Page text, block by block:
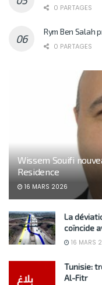
0 PARTAGES
Rym Ben Salah
0 PARTAGES
Wissem Souifi
Residence
16 MARS 2026
La
coïncide
16 MARS
Tunisie:
Al-Fitr